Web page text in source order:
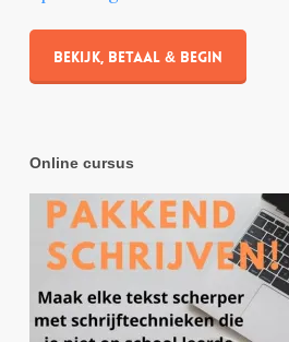
Bekijk, betaal & begin
Online cursus